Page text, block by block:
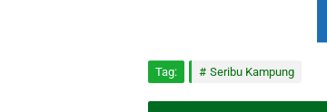
Tag: Seribu Kampung